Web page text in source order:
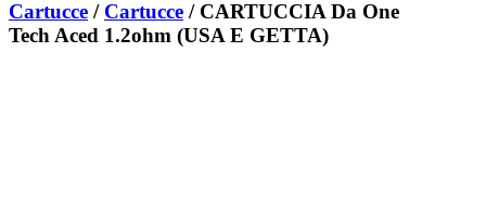
Cartucce / Cartucce / CARTUCCIA Da One
Tech Aced 1.2ohm (USA E GETTA)